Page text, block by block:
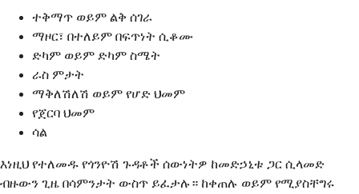
ተቅማጥ ወይም ልቅ ሰገራ
ማዞር፣ በተለይም በፍጥነት ሲቆሙ
ድካም ወይም ድካም ስሜት
ራስ ምታት
ማቅለሽለሽ ወይም የሆድ ህመም
የጀርባ ህመም
ሳል
እነዚህ የተለመዱ የጎንዮሽ ጉዳቶች ሰውነትዎ ከመድኃኒቱ ጋር ሲላመድ
ብዙውን ጊዜ በሳምንታት ውስጥ ይፈታሉ። ከቀጠሉ ወይም የሚያስቸግሩ